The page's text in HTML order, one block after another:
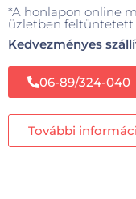
*A honlapon online
üzletben feltüntetett
Kedvezményes
06-89/324-040
További